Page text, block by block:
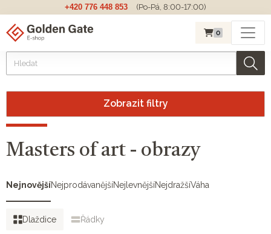
+420 776 448 853 (Po-Pá, 8:00-17:00)
0
Zobrazit filtry
Masters of art - obrazy
NejnovějšíNejprodávanějšíNejlevnějšíNejdražšíVáha
Dlaždice Řádky